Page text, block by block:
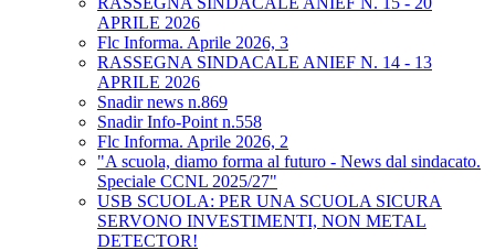
APRILE 2026
Flc Informa. Aprile 2026, 3
RASSEGNA SINDACALE ANIEF N. 14 - 13
APRILE 2026
Snadir news n.869
Snadir Info-Point n.558
Flc Informa. Aprile 2026, 2
"A scuola, diamo forma al futuro - News dal sindacato.
Speciale CCNL 2025/27"
USB SCUOLA: PER UNA SCUOLA SICURA
SERVONO INVESTIMENTI, NON METAL
DETECTOR!